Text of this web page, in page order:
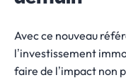
Avec ce nouveau
l’investissement
faire de l’impact non